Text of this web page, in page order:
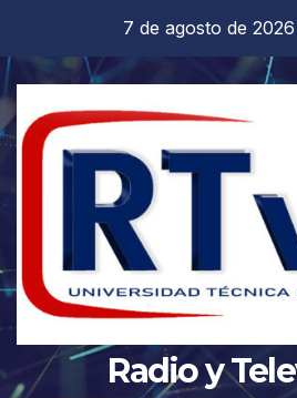
contenido
7 de agosto de 2026
Radio y